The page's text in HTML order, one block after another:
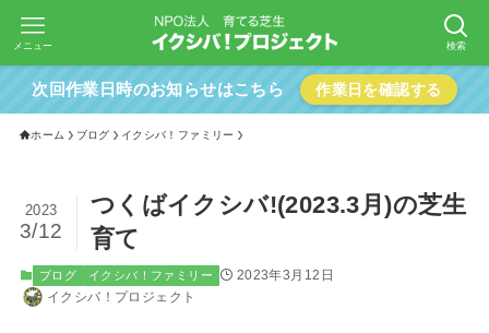
検索
メニュー
次回作業日時のお知らせはこちら 作業日を確認する
ホーム ブログ イクシバ！ファミリー
つくばイクシバ!(2023.3月)の芝生
育て
2023
3/12
ブログ イクシバ！ファミリー
2023年3月12日
イクシバ！プロジェクト